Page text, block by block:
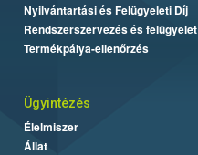
Nyilvántartási és Felügyeleti Díj
Rendszerszervezés és felügyelet
Termékpálya-ellenőrzés
Ügyintézés
Élelmiszer
Állat